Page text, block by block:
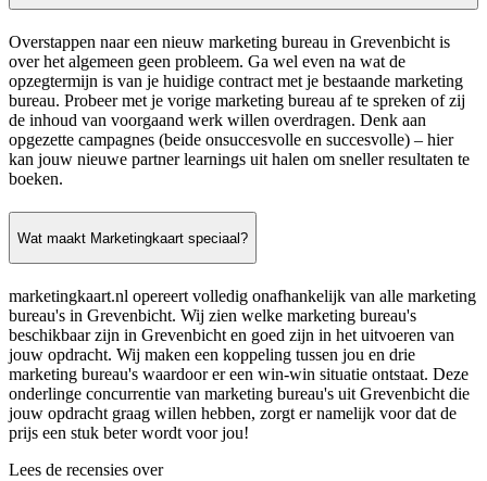
Overstappen naar een nieuw marketing bureau in Grevenbicht is
over het algemeen geen probleem. Ga wel even na wat de
opzegtermijn is van je huidige contract met je bestaande marketing
bureau. Probeer met je vorige marketing bureau af te spreken of zij
de inhoud van voorgaand werk willen overdragen. Denk aan
opgezette campagnes (beide onsuccesvolle en succesvolle) – hier
kan jouw nieuwe partner learnings uit halen om sneller resultaten te
boeken.
Wat maakt Marketingkaart speciaal?
marketingkaart.nl opereert volledig onafhankelijk van alle marketing
bureau's in Grevenbicht. Wij zien welke marketing bureau's
beschikbaar zijn in Grevenbicht en goed zijn in het uitvoeren van
jouw opdracht. Wij maken een koppeling tussen jou en drie
marketing bureau's waardoor er een win-win situatie ontstaat. Deze
onderlinge concurrentie van marketing bureau's uit Grevenbicht die
jouw opdracht graag willen hebben, zorgt er namelijk voor dat de
prijs een stuk beter wordt voor jou!
Lees de recensies over